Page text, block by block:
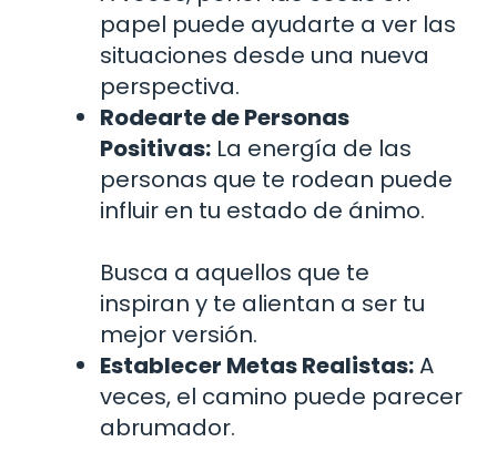
papel puede ayudarte a ver las
situaciones desde una nueva
perspectiva.
Rodearte de Personas
Positivas: La energía de las
personas que te rodean puede
influir en tu estado de ánimo.
Busca a aquellos que te
inspiran y te alientan a ser tu
mejor versión.
Establecer Metas Realistas:A
veces, el camino puede parecer
abrumador.